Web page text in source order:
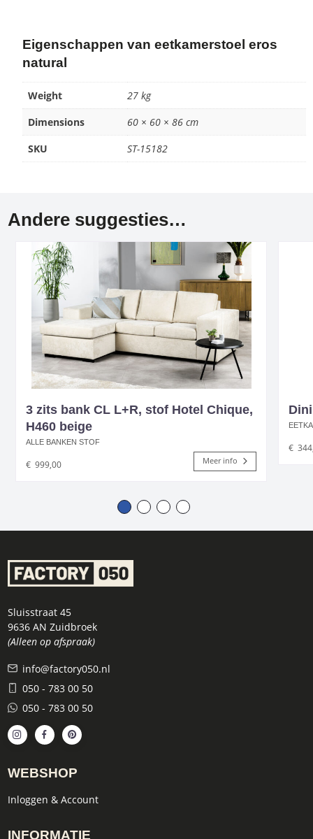
Eigenschappen van eetkamerstoel eros
natural
Weight
27 kg
Dimensions
60 × 60 × 86 cm
SKU
ST-15182
Andere suggesties…
3 zits bank CL L+R, stof Hotel Chique,
H460 beige
ALLE BANKEN STOF
€ 999,00 Meer info
€
Sluisstraat 45
9636 AN Zuidbroek
(Alleen op afspraak)
info@factory050.nl
050 - 783 00 50
050 - 783 00 50
WEBSHOP
Inloggen & Account
INFORMATIE